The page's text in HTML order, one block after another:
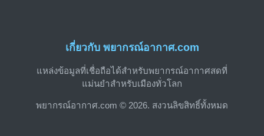
เกี่ยวกับ พยากรณ์อากาศ.com
แหล่งข้อมูลที่เชื่อถือได้สำหรับพยากรณ์อากาศสดที่
แม่นยำสำหรับเมืองทั่วโลก
พยากรณ์อากาศ.com © 2026. สงวนลิขสิทธิ์ทั้งหมด